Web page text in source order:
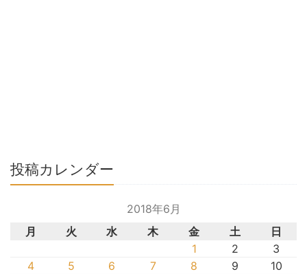
投稿カレンダー
2018年6月
月
火 水 木 金 土
日
1
2
3
4
5 6 7 8 9
10